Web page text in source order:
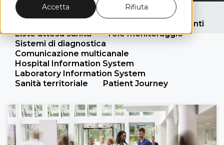
Accetta Rifiuta
Sanità digitale
Patient Experience
Gestione pazienti
Liste attesa sanità
Tele monitoraggio
Sistemi di diagnostica
Comunicazione multicanale
Hospital Information System
Laboratory Information System
Sanità territoriale
Patient Journey